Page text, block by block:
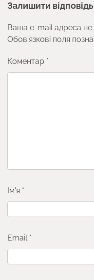
Залишити відповідь
Ваша e-mail адреса
Обов’язкові поля
Коментар *
Ім'я *
Email *